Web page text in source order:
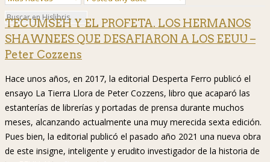
TECUMSEH Y EL PROFETA. LOS HERMANOS
SHAWNEES QUE DESAFIARON A LOS EEUU –
Peter Cozzens
Hace unos años, en 2017, la editorial Desperta Ferro publicó el
ensayo La Tierra Llora de Peter Cozzens, libro que acaparó las
estanterías de librerías y portadas de prensa durante muchos
meses, alcanzando actualmente una muy merecida sexta edición.
Pues bien, la editorial publicó el pasado año 2021 una nueva obra
de este insigne, inteligente y erudito investigador de la historia de